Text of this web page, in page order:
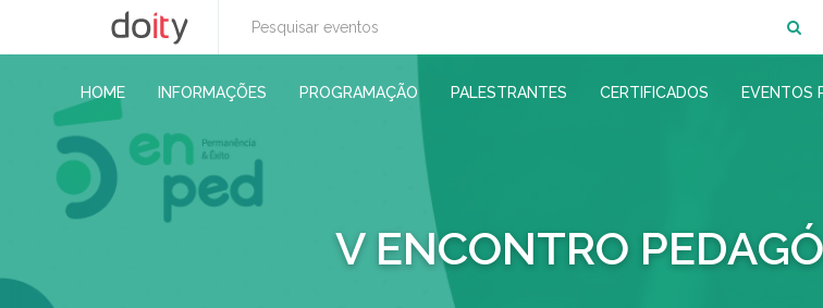
HOME INFORMAÇÕES PROGRAMAÇÃO PALESTRANTES CERTIFICADOS EVENTOS
V ENCONTRO